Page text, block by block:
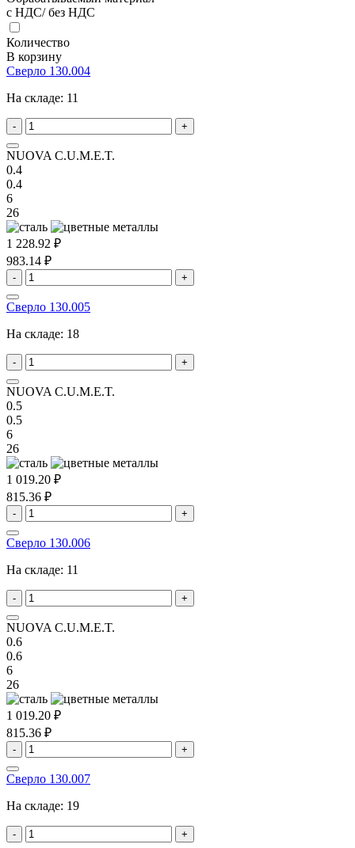
с НДС/ без НДС
Количество
В корзину
Сверло 130.004
На складе: 11
- +
NUOVA C.U.M.E.T.
0.4
0.4
6
26
1 228.92 ₽
983.14 ₽
- +
Сверло 130.005
На складе: 18
- +
NUOVA C.U.M.E.T.
0.5
0.5
6
26
1 019.20 ₽
815.36 ₽
- +
Сверло 130.006
На складе: 11
- +
NUOVA C.U.M.E.T.
0.6
0.6
6
26
1 019.20 ₽
815.36 ₽
- +
Сверло 130.007
На складе: 19
- +